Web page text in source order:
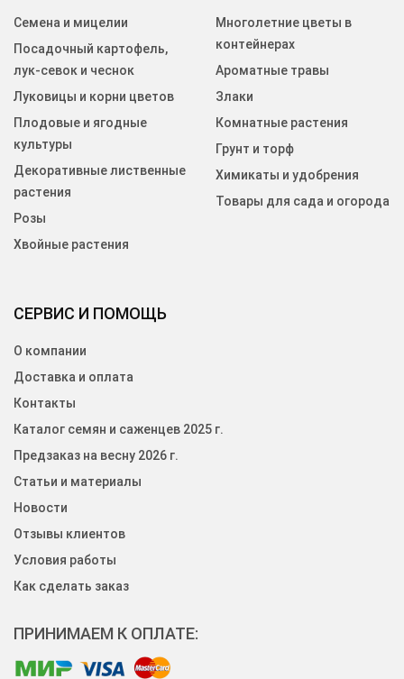
СЕРВИС И ПОМОЩЬ
О компании
Доставка и оплата
Контакты
Каталог семян и саженцев 2025 г.
Предзаказ на весну 2026 г.
Статьи и материалы
Новости
Отзывы клиентов
Условия работы
Как сделать заказ
Семена и мицелии
Посадочный картофель,
лук-севок и чеснок
Луковицы и корни цветов
Плодовые и ягодные
культуры
Декоративные лиственные
растения
Розы
Хвойные растения
Многолетние цветы в
контейнерах
Ароматные травы
Злаки
Комнатные растения
Грунт и торф
Химикаты и удобрения
Товары для сада и огорода
ПРИНИМАЕМ К ОПЛАТЕ: